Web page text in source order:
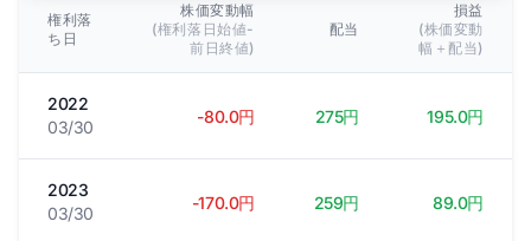
権利落
ち日
株価変動幅
(権利落日始値-
前日終値)
配当
損益
(株価変動
幅＋配当)
2022
03/30
-80.0円 275円 195.0円
2023
03/30
-170.0円 259円 89.0円